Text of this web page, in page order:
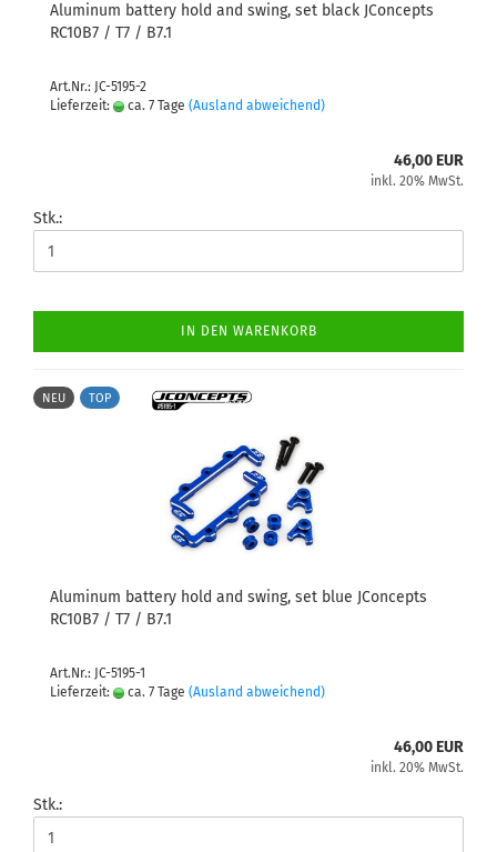
Aluminum battery hold and swing, set black JConcepts
RC10B7 / T7 / B7.1
Art.Nr.: JC-5195-2
Lieferzeit:
ca. 7 Tage (Ausland abweichend)
46,00 EUR
inkl. 20% MwSt.
Stk.:
IN DEN WARENKORB
NEU TOP
Aluminum battery hold and swing, set blue JConcepts
RC10B7 / T7 / B7.1
Art.Nr.: JC-5195-1
Lieferzeit:
ca. 7 Tage (Ausland abweichend)
46,00 EUR
inkl. 20% MwSt.
Stk.: